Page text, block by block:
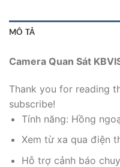
MÔ TẢ
Camera Quan Sát
Thank you for reading
subscribe!
Tính năng: Hồng
Xem từ xa qua điện
Hỗ trợ cảnh báo